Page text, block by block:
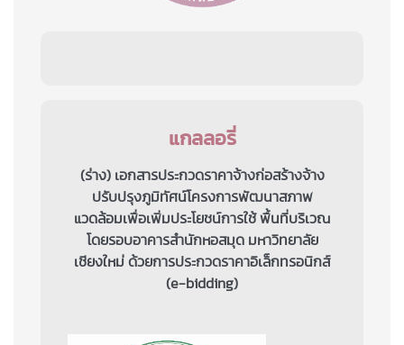
แกลลอรี่
(ร่าง) เอกสารประกวดราคาจ้างก่อสร้างจ้าง
ปรับปรุงภูมิทัศน์โครงการพัฒนาสภาพ
แวดล้อมเพื่อเพิ่มประโยชน์การใช้ พื้นที่บริเวณ
โดยรอบอาคารสำนักหอสมุด มหาวิทยาลัย
เชียงใหม่ ด้วยการประกวดราคาอิเล็กทรอนิกส์
(e-bidding)